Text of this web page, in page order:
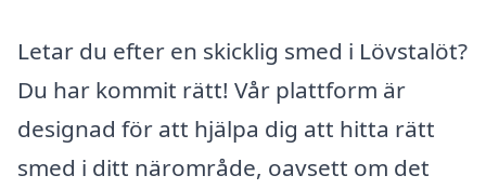
Letar du efter en skicklig smed i Lövstalöt?
Du har kommit rätt! Vår plattform är
designad för att hjälpa dig att hitta rätt
smed i ditt närområde, oavsett om det